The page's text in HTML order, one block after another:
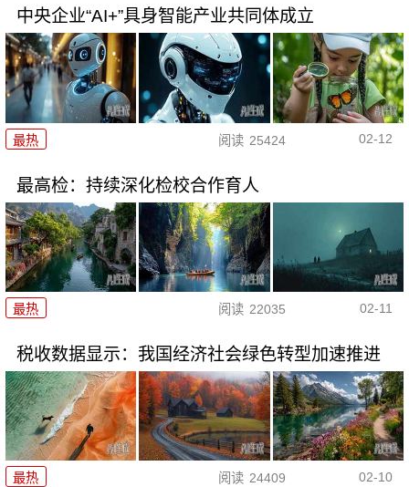
中央企业“AI+”具身智能产业共同体成立
最热 阅读 25424 02-12
最高检：持续深化检校合作育人
最热 阅读 22035 02-11
税收数据显示：我国经济社会绿色转型加速推进
最热 阅读 24409 02-10